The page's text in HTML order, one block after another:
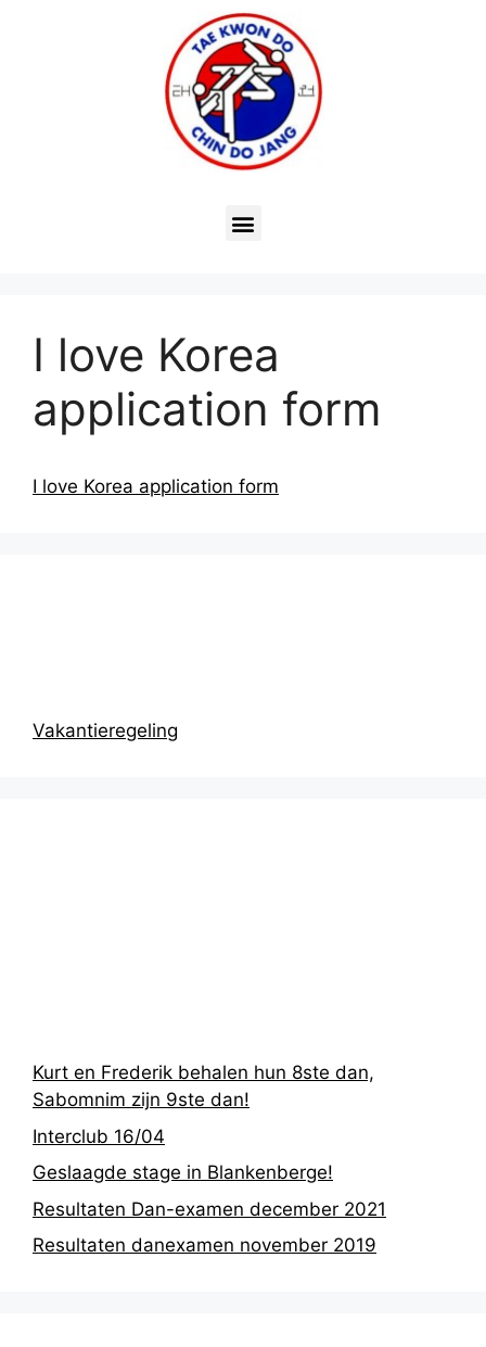
I love Korea
application form
I love Korea application form
Vakantieregeling
Kurt en Frederik behalen hun 8ste dan,
Sabomnim zijn 9ste dan!
Interclub 16/04
Geslaagde stage in Blankenberge!
Resultaten Dan-examen december 2021
Resultaten danexamen november 2019